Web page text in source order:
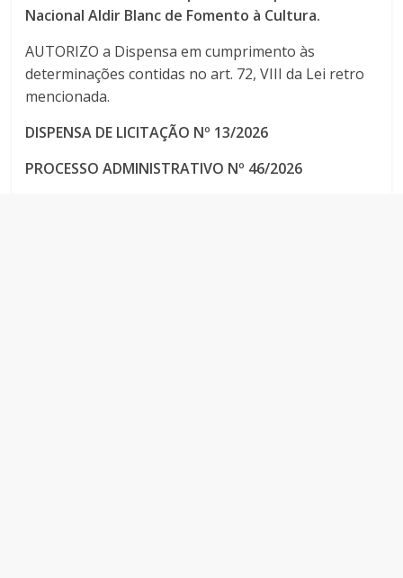
Nacional Aldir Blanc de Fomento à Cultura.
AUTORIZO a Dispensa em cumprimento às
determinações contidas no art. 72, VIII da Lei retro
mencionada.
DISPENSA DE LICITAÇÃO Nº 13/2026
PROCESSO ADMINISTRATIVO Nº 46/2026